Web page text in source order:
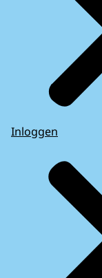
Inloggen